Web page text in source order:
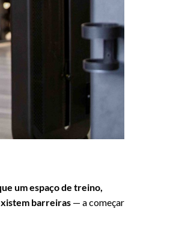
um espaço de treino,
barreiras — a começar